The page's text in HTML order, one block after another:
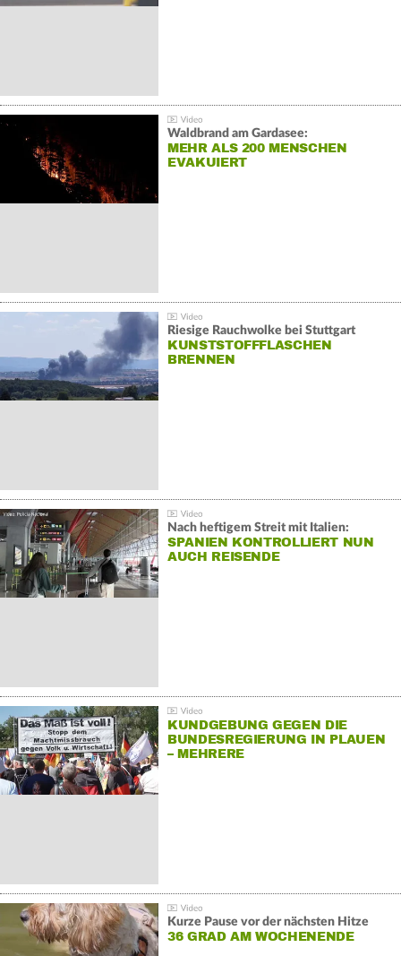
Waldbrand am Gardasee:
MEHR ALS 200 MENSCHEN
EVAKUIERT
Riesige Rauchwolke bei Stuttgart
KUNSTSTOFFFLASCHEN
BRENNEN
Nach heftigem Streit mit Italien:
SPANIEN KONTROLLIERT NUN
AUCH REISENDE
KUNDGEBUNG GEGEN DIE
BUNDESREGIERUNG IN PLAUEN
– MEHRERE
Kurze Pause vor der nächsten Hitze
36 GRAD AM WOCHENENDE